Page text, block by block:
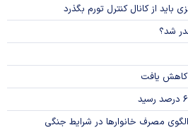
از کانال کنترل تورم بگذرد
کاهش یافت
مصرف خانوار‌ها در شرایط جنگی